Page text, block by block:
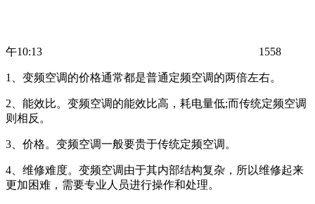
午10:13 1558
1、变频空调的价格通常都是普通定频空调的两倍左右。
2、能效比。变频空调的能效比高，耗电量低;而传统定频空调
则相反。
3、价格。变频空调一般要贵于传统定频空调。
4、维修难度。变频空调由于其内部结构复杂，所以维修起来
更加困难，需要专业人员进行操作和处理。